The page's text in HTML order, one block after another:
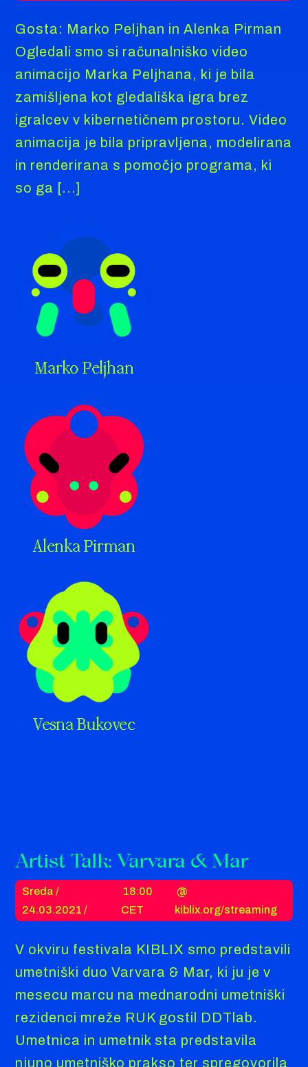
Gosta: Marko Peljhan in Alenka Pirman
Ogledali smo si računalniško video
animacijo Marka Peljhana, ki je bila
zamišljena kot gledališka igra brez
igralcev v kibernetičnem prostoru. Video
animacija je bila pripravljena, modelirana
in renderirana s pomočjo programa, ki
so ga [...]
Marko Peljhan
Alenka Pirman
Vesna Bukovec
Artist Talk: Varvara & Mar
Sreda /
24.03.2021 /
18:00
CET
@
kiblix.org/streaming
V okviru festivala KIBLIX smo predstavili
umetniški duo Varvara & Mar, ki ju je v
mesecu marcu na mednarodni umetniški
rezidenci mreže RUK gostil DDTlab.
Umetnica in umetnik sta predstavila
njuno umetniško prakso ter spregovorila